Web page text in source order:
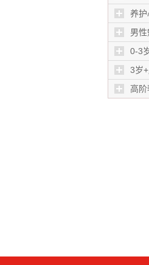
养护
男性
0-3
3岁
高阶